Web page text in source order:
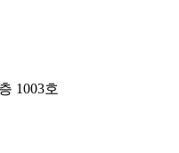
1003호